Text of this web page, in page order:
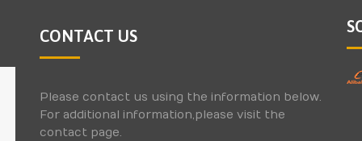
CONTACT US
Please contact us using the information below.
For additional information,please visit the
contact page.